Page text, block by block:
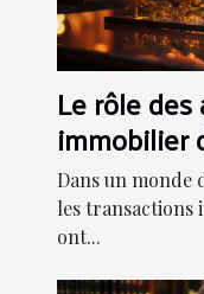
Le rôle
immobilier
Dans un monde
les transactions
ont...